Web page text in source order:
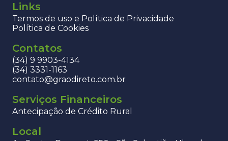
Links
Termos de uso e Política de Privacidade
Política de Cookies
Contatos
(34) 9 9903-4134
(34) 3331-1163
contato@graodireto.com.br
Serviços Financeiros
Antecipação de Crédito Rural
Local